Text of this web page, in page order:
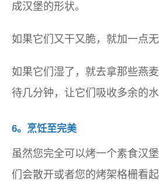
成汉堡的形状。
如果它们又干又脆，就加一点无
如果它们湿了，就去拿那些燕
待几分钟，让它们吸收多余的水
6。烹饪至完美
虽然您完全可以烤一个素食汉
们会散开或者您的烤架格栅看